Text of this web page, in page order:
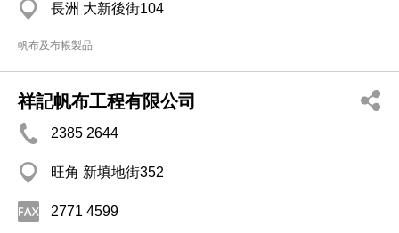
長洲 大新後街104
帆布及布帳製品
祥記帆布工程有限公司
2385 2644
旺角 新填地街352
2771 4599